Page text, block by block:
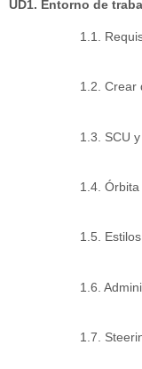
UD1. Entorno de
1.1.
1.2. Crear
1.3. SCU y
1.4. Órbita
1.5.
1.6.
1.7.